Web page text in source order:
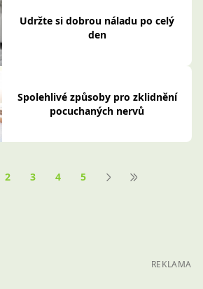
Udržte si dobrou náladu po celý
den
Spolehlivé způsoby pro zklidnění
pocuchaných nervů
2 3 4 5
REKLAMA